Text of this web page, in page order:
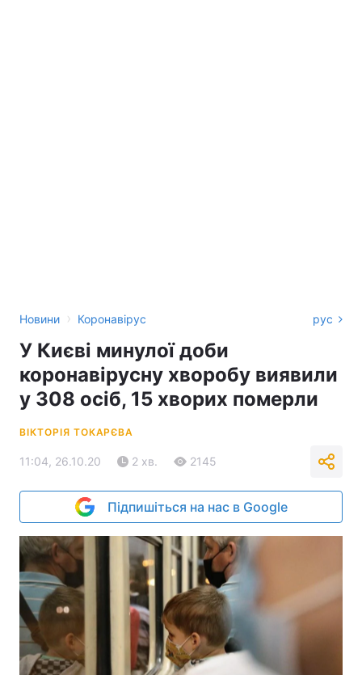
Новини › Коронавірус рус
У Києві минулої доби
коронавірусну хворобу виявили
у 308 осіб, 15 хворих померли
ВІКТОРІЯ ТОКАРЄВА
11:04, 26.10.20 2 хв. 2145
Підпишіться на нас в Google